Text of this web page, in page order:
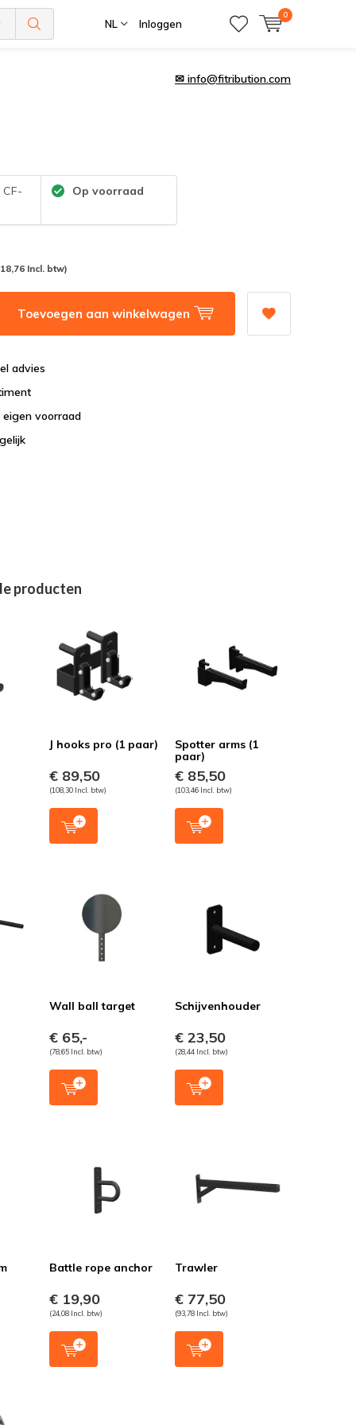
NL Inloggen
0
✉ info@fitribution.com
CF- Op voorraad
Incl. btw)
Toevoegen aan winkelwagen
advies
voorraad
producten
J hooks pro (1 paar)
€ 89,50
(108,30 Incl. btw)
Spotter arms (1
paar)
€ 85,50
(103,46 Incl. btw)
Wall ball target
€ 65,-
(78,65 Incl. btw)
Schijvenhouder
€ 23,50
(28,44 Incl. btw)
Battle rope anchor
€ 19,90
(24,08 Incl. btw)
Trawler
€ 77,50
(93,78 Incl. btw)